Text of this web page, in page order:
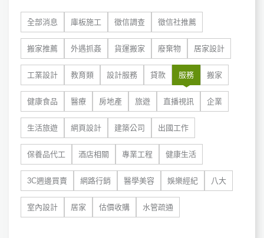
全部消息 庫板施工 徵信調查 徵信社推薦
搬家推薦 外遇抓姦 貨運搬家 廢棄物 居家設計
工業設計 教育類 設計服務 貸款 服務 搬家
健康食品 醫療 房地產 旅遊 直播視訊 企業
生活旅遊 網頁設計 建築公司 出國工作
保養品代工 酒店相關 專業工程 健康生活
3C週邊買賣 網路行銷 醫學美容 娛樂經紀 八大
室內設計 居家 估價收購 水管疏通